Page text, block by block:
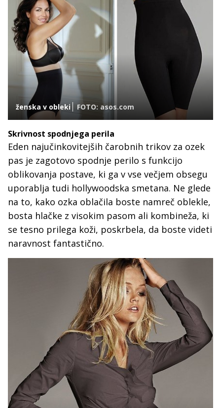
ženska v obleki FOTO: asos.com
Skrivnost spodnjega perila
Eden najučinkovitejših čarobnih trikov za ozek
pas je zagotovo spodnje perilo s funkcijo
oblikovanja postave, ki ga v vse večjem obsegu
uporablja tudi hollywoodska smetana. Ne glede
na to, kako ozka oblačila boste namreč oblekle,
bosta hlačke z visokim pasom ali kombineža, ki
se tesno prilega koži, poskrbela, da boste videti
naravnost fantastično.